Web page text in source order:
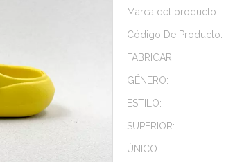
Marca del producto:
Código De Producto:
FABRICAR:
GÉNERO:
ESTILO:
SUPERIOR:
ÚNICO: